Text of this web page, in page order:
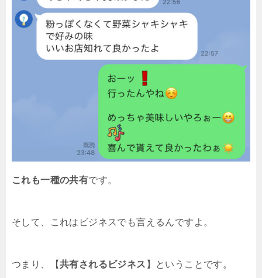
これも一種の共有です。
そして、これはビジネスでも言えるんですよ。
つまり、【共有されるビジネス 】ということです。